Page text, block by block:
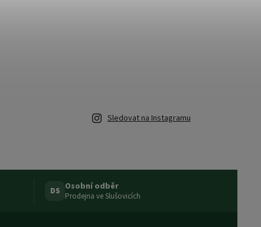
Sledovat na Instagramu
DS Osobní odběr
Prodejna ve Slušovicích